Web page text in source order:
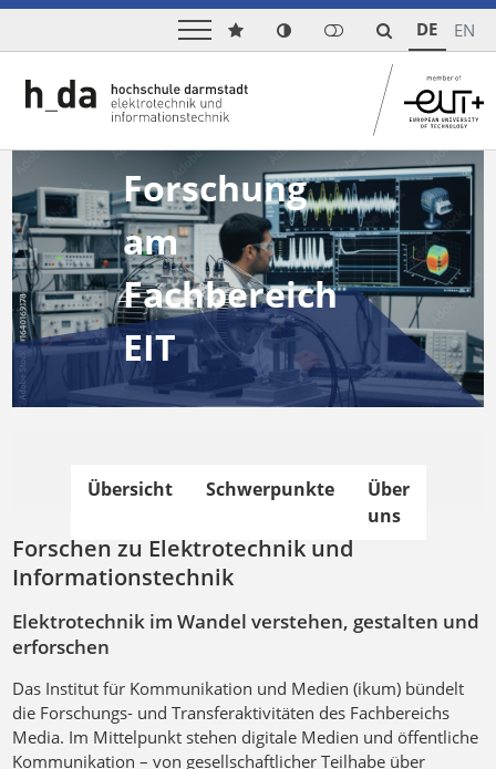
DE EN
Forschung
am
Fachbereich
EIT
Übersicht Schwerpunkte
Über
uns
Forschen zu Elektrotechnik und
Informationstechnik
Elektrotechnik im Wandel verstehen, gestalten und
erforschen
Das Institut für Kommunikation und Medien (ikum) bündelt
die Forschungs- und Transferaktivitäten des Fachbereichs
Media. Im Mittelpunkt stehen digitale Medien und öffentliche
Kommunikation – von gesellschaftlicher Teilhabe über